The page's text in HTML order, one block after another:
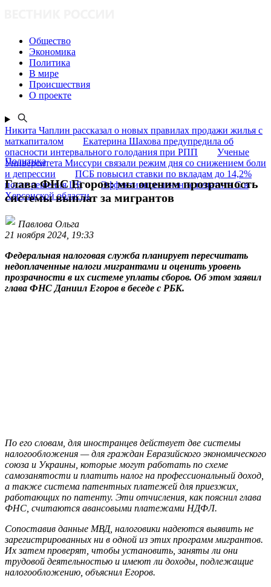
Общество
Экономика
Политика
В мире
Происшествия
О проекте
Никита Чаплин рассказал о новых правилах продажи жилья с
маткапиталом
Екатерина Шахова предупредила об
опасности интервального голодания при РПП
Ученые
Университета Миссури связали режим дня со снижением боли
и депрессии
ПСБ повысил ставки по вкладам до 14,2%
после решения ЦБ
Эффективное лечение гепатита C в
Херсонской области
Политика
Глава ФНС Егоров: мы оценим прозрачность
системы выплат за мигрантов
Павлова Ольга
21 ноября 2024, 19:33
Федеральная налоговая служба планирует пересчитать
недоплаченные налоги мигрантами и оценить уровень
прозрачности в их системе уплаты сборов. Об этом заявил
глава ФНС Даниил Егоров в беседе с РБК.
По его словам, для иностранцев действует две системы
налогообложения — для граждан Евразийского экономического
союза и Украины, которые могут работать по схеме
самозанятости и платить налог на профессиональный доход,
а также система патентных платежей для приезжих,
работающих по патенту. Эти отчисления, как пояснил глава
ФНС, считаются авансовыми платежами НДФЛ.
Сопоставив данные МВД, налоговики надеются выявить не
зарегистрированных ни в одной из этих программ мигрантов.
Их затем проверят, чтобы установить, заняты ли они
трудовой деятельностью и имеют ли доходы, подлежащие
налогообложению, объяснил Егоров.